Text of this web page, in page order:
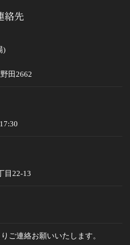
絡先
)
田2662
目22-13
ご連絡お願いいたします。